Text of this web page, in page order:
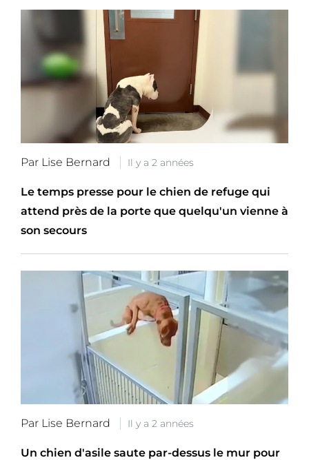
Par Lise Bernard Il y a 2 années
Le temps presse pour le chien de refuge qui
attend près de la porte que quelqu'un vienne à
son secours
Par Lise Bernard Il y a 2 années
Un chien d'asile saute par-dessus le mur pour